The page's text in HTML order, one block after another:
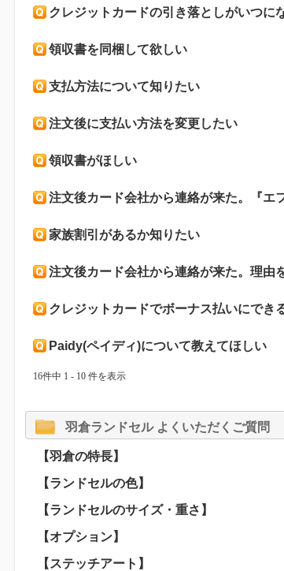
クレジットカードの引き落としがいつに
領収書を同梱して欲しい
支払方法について知りたい
注文後に支払い方法を変更したい
領収書がほしい
注文後カード会社から連絡が来た。『エ
家族割引があるか知りたい
注文後カード会社から連絡が来た。理由
クレジットカードでボーナス払いにでき
Paidy(ペイディ)について教えてほしい
16件中 1 - 10 件を表示
羽倉ランドセル よくいただくご質問
【羽倉の特長】
【ランドセルの色】
【ランドセルのサイズ・重さ】
【オプション】
【ステッチアート】